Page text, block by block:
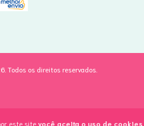
este site você aceita o uso de cookies
os direitos reservados.